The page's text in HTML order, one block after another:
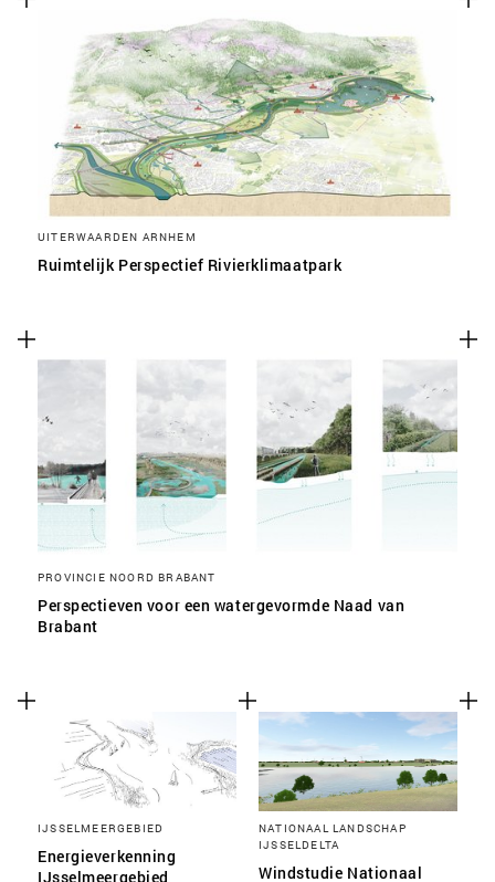
UITERWAARDEN ARNHEM
Ruimtelijk Perspectief Rivierklimaatpark
PROVINCIE NOORD BRABANT
Perspectieven voor een watergevormde Naad van
Brabant
IJSSELMEERGEBIED
Energieverkenning
IJsselmeergebied
NATIONAAL LANDSCHAP
IJSSELDELTA
Windstudie Nationaal